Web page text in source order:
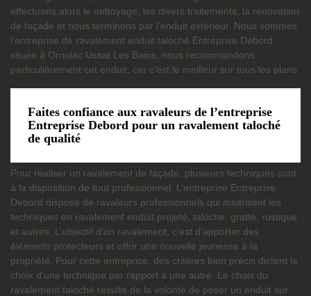
effectuons alors le nettoyage, les divers traitements, la rénovation
de façade et nous terminons par l’enduit extérieur. Nous sommes
l’entreprise de ravalement enduit taloché Entreprise Debord
située à Ornolac Ussat Les Bains, nous recommandons
particulièrement cet enduit, car c’est le meilleur sur tous les plans.
Faites confiance aux ravaleurs de l’entreprise
Entreprise Debord pour un ravalement taloché
de qualité
Pour réaliser un ravalement de façade, plusieurs techniques sont
à la disposition de tout professionnel. L’entreprise Entreprise
Debord dispose de ravaleurs professionnels qui maitrisent les
techniques en ravalement enduit projeté, taloche, gratté, rustique
et autres. L’objectif d’un ravalement, c’est d’apporter des
éléments protecteurs et offrir une nouvelle jeunesse à la
propriété. Pour cette entreprise, des critères bien précis dictent le
choix d’une technique par rapport à une autre. Le choix du
ravalement taloché résulte de la volonté de poser un enduit sur